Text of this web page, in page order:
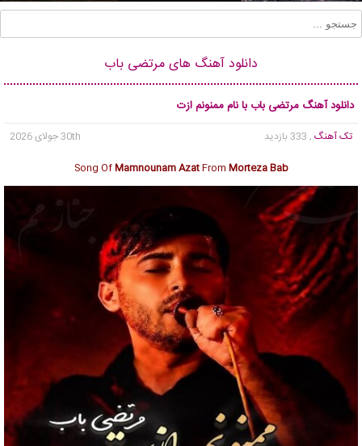
دانلود آهنگ های مرتضی باب
دانلود آهنگ مرتضی باب با نام ممنونم ازت
تک آهنگ , 333 بازدید
30th جولای 2026
Song OfMamnounam AzatFrom Morteza Bab